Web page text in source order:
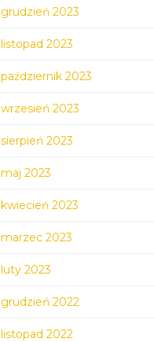
grudzień 2023
listopad 2023
październik 2023
wrzesień 2023
sierpień 2023
maj 2023
kwiecień 2023
marzec 2023
luty 2023
grudzień 2022
listopad 2022